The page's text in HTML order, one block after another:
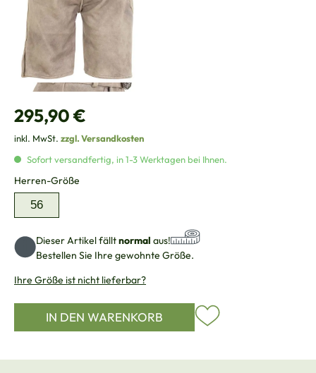
Regulärer Preis:
295,90 €
inkl. MwSt. zzgl. Versandkosten
Sofort versandfertig, in 1-3 Werktagen bei Ihnen.
Herren-Größe
56
Dieser Artikel fälltnormal aus!
Bestellen Sie Ihre gewohnte Größe.
Ihre Größe ist nicht lieferbar?
IN DEN WARENKORB